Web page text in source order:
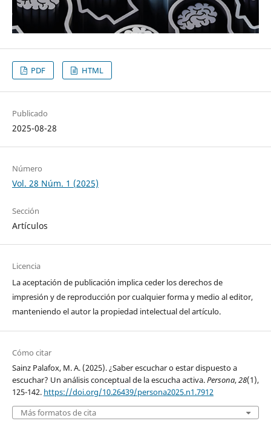
PDF HTML
Publicado
2025-08-28
Número
Vol. 28 Núm. 1 (2025)
Sección
Artículos
Licencia
La aceptación de publicación implica ceder los derechos de
impresión y de reproducción por cualquier forma y medio al editor,
manteniendo el autor la propiedad intelectual del artículo.
Cómo citar
Sainz Palafox, M. A. (2025). ¿Saber escuchar o estar dispuesto a
escuchar? Un análisis conceptual de la escucha activa.Persona,28(1),
125-142. https://doi.org/10.26439/persona2025.n1.7912
Más formatos de cita